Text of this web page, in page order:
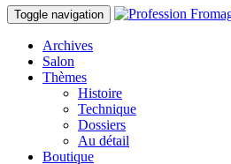
Toggle navigation
Archives
Salon
Thèmes
Histoire
Technique
Dossiers
Au détail
Boutique